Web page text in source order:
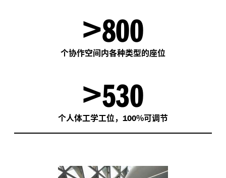
>800
个协作空间内各种类型的座位
>530
个人体工学工位， 100%可调节